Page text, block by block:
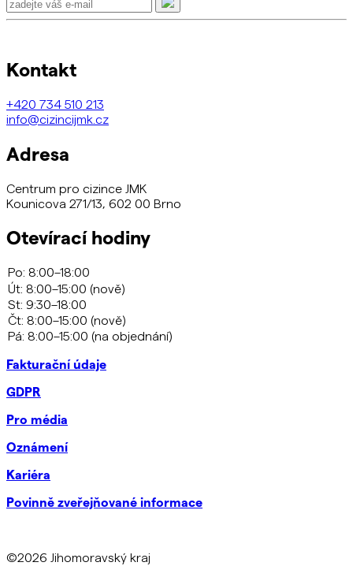
Kontakt
+420 734 510 213
info@cizincijmk.cz
Adresa
Centrum pro cizince JMK
Kounicova 271/13, 602 00 Brno
Otevírací hodiny
Fakturační údaje
GDPR
Pro média
Oznámení
Kariéra
Povinně zveřejňované informace
©2026 Jihomoravský kraj